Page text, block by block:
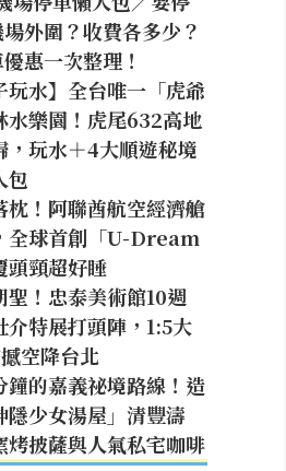
外圍？收費各多少？
惠一次整理！
玩水】全台唯一「虎爺
水樂園！虎尾632高地
，玩水＋4大順遊秘境
包
枕！阿聯酋航空經濟艙
全球首創「U-Dream
頭頸超好睡
聖！忠泰美術館10週
介特展打頭陣，1:5大
空降台北
鐘的嘉義祕境路線！造
隱少女湯屋」清豐濤
烤披薩與人氣私宅咖啡